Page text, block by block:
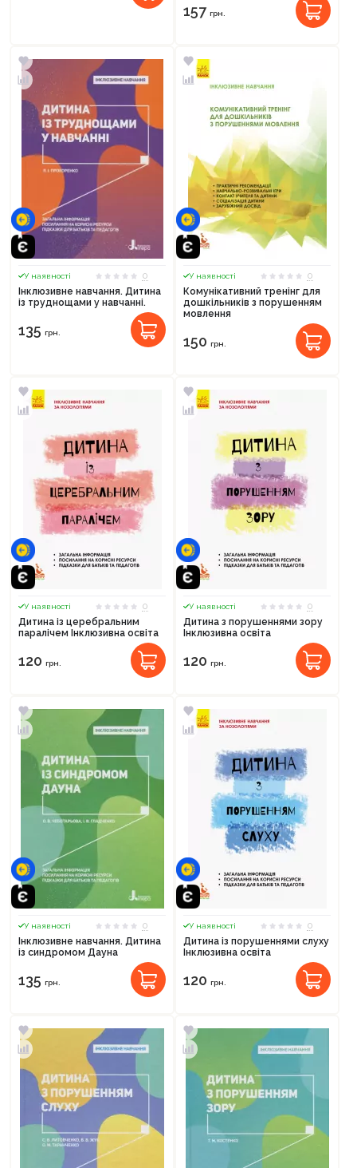
157 грн.
У наявності
0
Інклюзивне навчання. Дитина
із труднощами у навчанні.
135 грн.
У наявності
0
Комунікативний тренінг для
дошкільників з порушенням
мовлення
150 грн.
У наявності
0
Дитина із церебральним
паралічем Інклюзивна освіта
120 грн.
У наявності
0
Дитина з порушеннями зору
Інклюзивна освіта
120 грн.
У наявності
0
Інклюзивне навчання. Дитина
із синдромом Дауна
135 грн.
У наявності
0
Дитина із порушеннями слуху
Інклюзивна освіта
120 грн.
Продовжити покупки
Оформити замовлення